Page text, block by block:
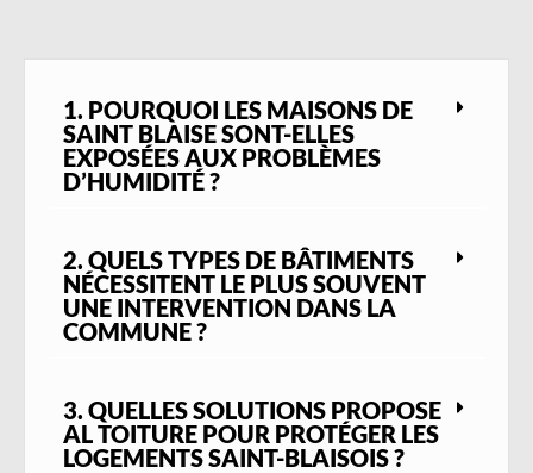
1. POURQUOI LES MAISONS DE
SAINT BLAISE SONT-ELLES
EXPOSÉES AUX PROBLÈMES
D’HUMIDITÉ ?
2. QUELS TYPES DE BÂTIMENTS
NÉCESSITENT LE PLUS SOUVENT
UNE INTERVENTION DANS LA
COMMUNE ?
3. QUELLES SOLUTIONS PROPOSE
AL TOITURE POUR PROTÉGER LES
LOGEMENTS SAINT-BLAISOIS ?